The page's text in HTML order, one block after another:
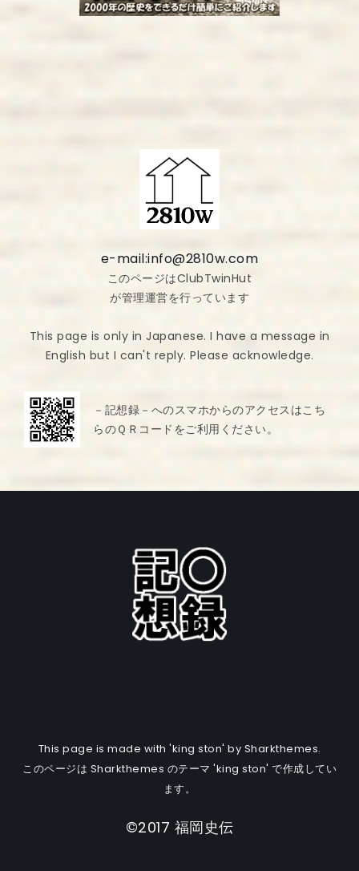
e-mail:info@2810w.com
このページはClubTwinHut
が管理運営を行っています
This page is only in Japanese. I have a message in
English but I can't reply. Please acknowledge.
－記想録－へのスマホからのアクセスはこち
らのＱＲコードをご利用ください。
This page is made with 'king ston' by Sharkthemes.
このページは Sharkthemes のテーマ 'king ston' で作成してい
ます。
©2017 福岡史伝